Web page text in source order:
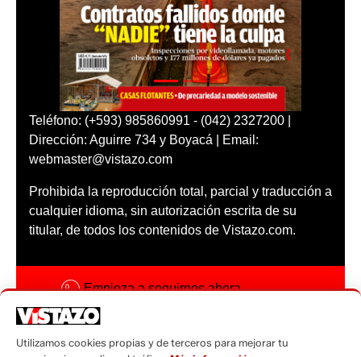
Teléfono: (+593) 985860991 - (042) 2327200 |
Dirección: Aguirre 734 y Boyacá | Email:
webmaster@vistazo.com
Prohibida la reproducción total, parcial y traducción a
cualquier idioma, sin autorización escrita de su
titular, de todos los contenidos de Vistazo.com.
Empieza a seguirnos ahora
Código ética
Utilizamos cookies propias y de terceros para mejorar tu